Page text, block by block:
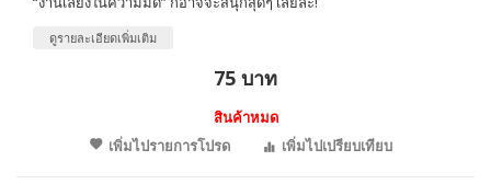
ดูรายละเอียดเพิ่มเติม
75 บาท
สินค้าหมด
เพิ่มไปรายการโปรด
เพิ่มไปเปรียบเทียบ